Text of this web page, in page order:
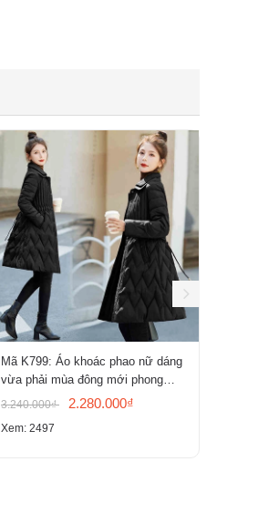
Mã K799: Áo khoác phao nữ dáng
vừa phải mùa đông mới phong
cách Hàn Quốc
3.240.000₫ 2.280.000₫
Xem: 2497